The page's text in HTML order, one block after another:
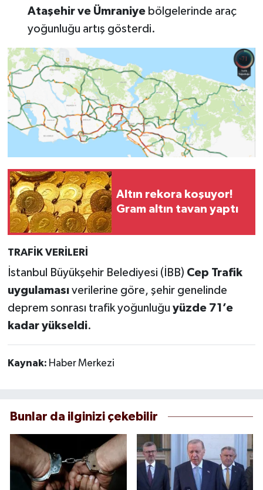
Ataşehir ve Ümraniyebölgelerinde araç
yoğunluğu artış gösterdi.
Altın rekora koşuyor!
Gram altın tavan yaptı
TRAFİK VERİLERİ
İstanbul Büyükşehir Belediyesi (İBB) Cep Trafik
uygulamasıverilerine göre, şehir genelinde
deprem sonrası trafik yoğunluğu yüzde 71’e
kadar yükseldi.
Kaynak: Haber Merkezi
Bunlar da ilginizi çekebilir